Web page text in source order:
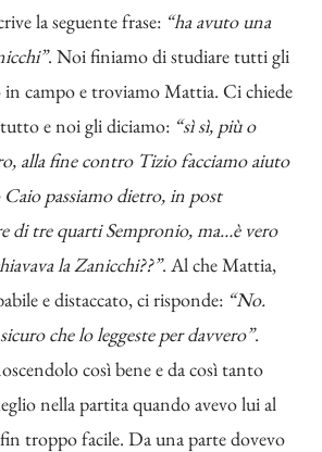
la seguente frase: “ha avuto una
. Noi finiamo di studiare tutti gli
in campo e troviamo Mattia. Ci chiede
e noi gli diciamo: “sì sì, più o
alla fine contro Tizio facciamo aiuto
passiamo dietro, in post
di tre quarti Sempronio, ma…è vero
la Zanicchi??”. Al che Mattia,
e distaccato, ci risponde: “No.
che lo leggeste per davvero”.
così bene e da così tanto
nella partita quando avevo lui al
troppo facile. Da una parte dovevo